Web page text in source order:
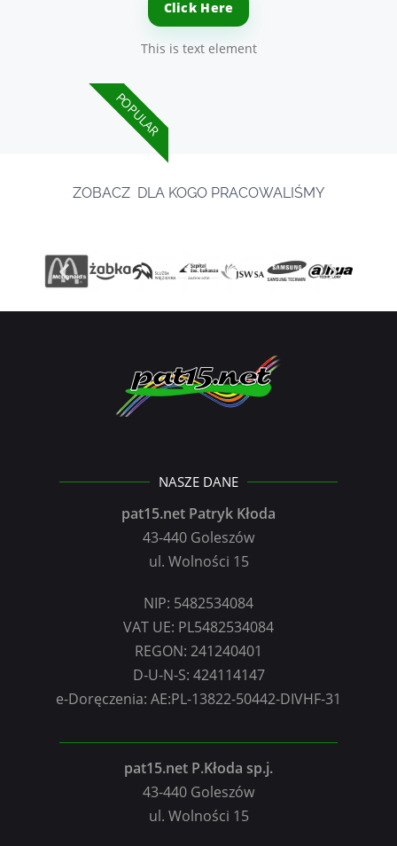
Click Here
This is text element
POPULAR
ZOBACZ DLA KOGO PRACOWALIŚMY
NASZE DANE
pat15.net Patryk Kłoda
43-440 Goleszów
ul. Wolności 15
NIP: 5482534084
VAT UE: PL5482534084
REGON: 241240401
D-U-N-S: 424114147
e-Doręczenia: AE:PL-13822-50442-DIVHF-31
pat15.net P.Kłoda sp.j.
43-440 Goleszów
ul. Wolności 15